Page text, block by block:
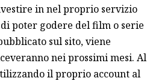
in nel proprio servizio
poter godere del film o serie
sul sito, viene
nei prossimi mesi. Al
il proprio account al